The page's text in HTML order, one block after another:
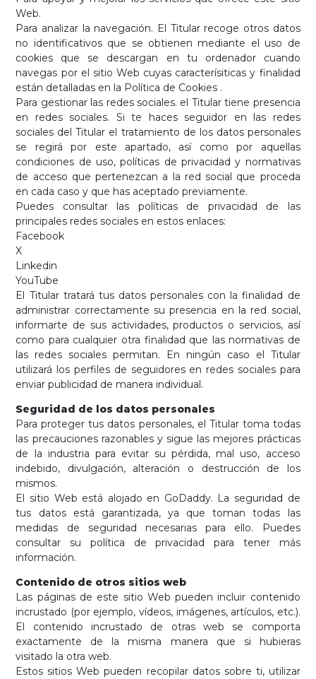
Web.
Para analizar la navegación. El Titular recoge otros datos
no identificativos que se obtienen mediante el uso de
cookies que se descargan en tu ordenador cuando
navegas por el sitio Web cuyas caracterísiticas y finalidad
están detalladas en la Política de Cookies .
Para gestionar las redes sociales. el Titular tiene presencia
en redes sociales. Si te haces seguidor en las redes
sociales del Titular el tratamiento de los datos personales
se regirá por este apartado, así como por aquellas
condiciones de uso, políticas de privacidad y normativas
de acceso que pertenezcan a la red social que proceda
en cada caso y que has aceptado previamente.
Puedes consultar las políticas de privacidad de las
principales redes sociales en estos enlaces:
Facebook
X
Linkedin
YouTube
El Titular tratará tus datos personales con la finalidad de
administrar correctamente su presencia en la red social,
informarte de sus actividades, productos o servicios, así
como para cualquier otra finalidad que las normativas de
las redes sociales permitan. En ningún caso el Titular
utilizará los perfiles de seguidores en redes sociales para
enviar publicidad de manera individual.
Seguridad de los datos personales
Para proteger tus datos personales, el Titular toma todas
las precauciones razonables y sigue las mejores prácticas
de la industria para evitar su pérdida, mal uso, acceso
indebido, divulgación, alteración o destrucción de los
mismos.
El sitio Web está alojado en GoDaddy. La seguridad de
tus datos está garantizada, ya que toman todas las
medidas de seguridad necesarias para ello. Puedes
consultar su política de privacidad para tener más
información.
Contenido de otros sitios web
Las páginas de este sitio Web pueden incluir contenido
incrustado (por ejemplo, vídeos, imágenes, artículos, etc.).
El contenido incrustado de otras web se comporta
exactamente de la misma manera que si hubieras
visitado la otra web.
Estos sitios Web pueden recopilar datos sobre ti, utilizar